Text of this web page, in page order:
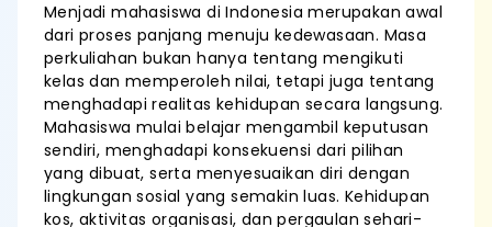
Menjadi mahasiswa di Indonesia merupakan awal
dari proses panjang menuju kedewasaan. Masa
perkuliahan bukan hanya tentang mengikuti
kelas dan memperoleh nilai, tetapi juga tentang
menghadapi realitas kehidupan secara langsung.
Mahasiswa mulai belajar mengambil keputusan
sendiri, menghadapi konsekuensi dari pilihan
yang dibuat, serta menyesuaikan diri dengan
lingkungan sosial yang semakin luas. Kehidupan
kos, aktivitas organisasi, dan pergaulan sehari-